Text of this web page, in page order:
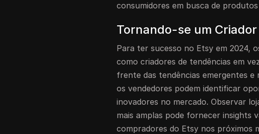
consumidores em busca de
Tornando-se um
Para ter sucesso no Etsy em 2024,
como criadores de tendências em
frente das tendências emergentes e
os vendedores podem identificar
inovadores no mercado. Observar
mais amplas pode fornecer insights
compradores do Etsy nos próximos